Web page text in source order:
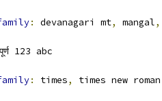
: devanagari mt, mangal,
123 abc
: times, times new roman